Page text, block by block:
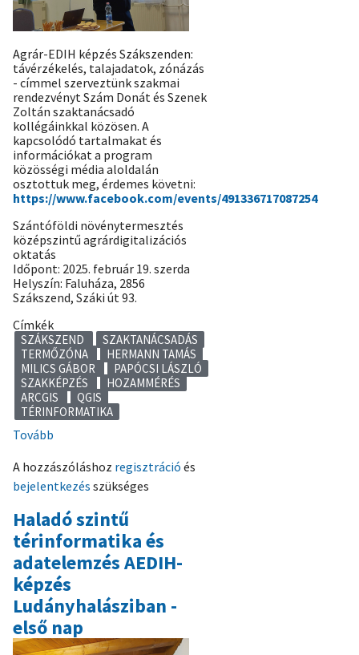
Agrár-EDIH képzés Szákszenden:
távérzékelés, talajadatok, zónázás
- címmel szerveztünk szakmai
rendezvényt Szám Donát és Szenek
Zoltán szaktanácsadó
kollégáinkkal közösen. A
kapcsolódó tartalmakat és
információkat a program
közösségi média aloldalán
osztottuk meg, érdemes követni:
https://www.facebook.com/events/491336717087254
Szántóföldi növénytermesztés
középszintű agrárdigitalizációs
oktatás
Időpont: 2025. február 19. szerda
Helyszín: Faluháza, 2856
Szákszend, Száki út 93.
Címkék
SZÁKSZEND
SZAKTANÁCSADÁS
TERMŐZÓNA
HERMANN TAMÁS
MILICS GÁBOR
PAPÓCSI LÁSZLÓ
SZAKKÉPZÉS
HOZAMMÉRÉS
ARCGIS
QGIS
TÉRINFORMATIKA
Tovább
képzést
tartottunk
Szákszenden:
a
téma
a
hozammérés,
a
térinformatikai
programok
A hozzászóláshoz regisztráció és
bejelentkezés szükséges
Haladó szintű
térinformatika és
adatelemzés AEDIH-
képzés
Ludányhalásziban -
első nap